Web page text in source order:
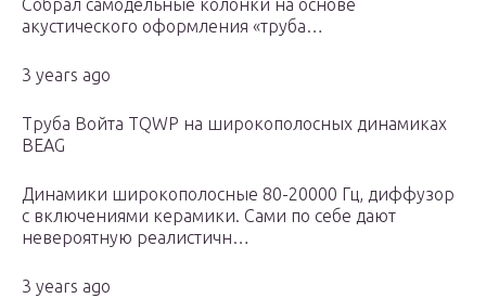
Собрал самодельные колонки на основе
акустического оформления «труба…
3 years ago
Труба Войта TQWP на широкополосных динамиках
BEAG
Динамики широкополосные 80-20000 Гц, диффузор
с включениями керамики. Сами по себе дают
невероятную реалистичн…
3 years ago